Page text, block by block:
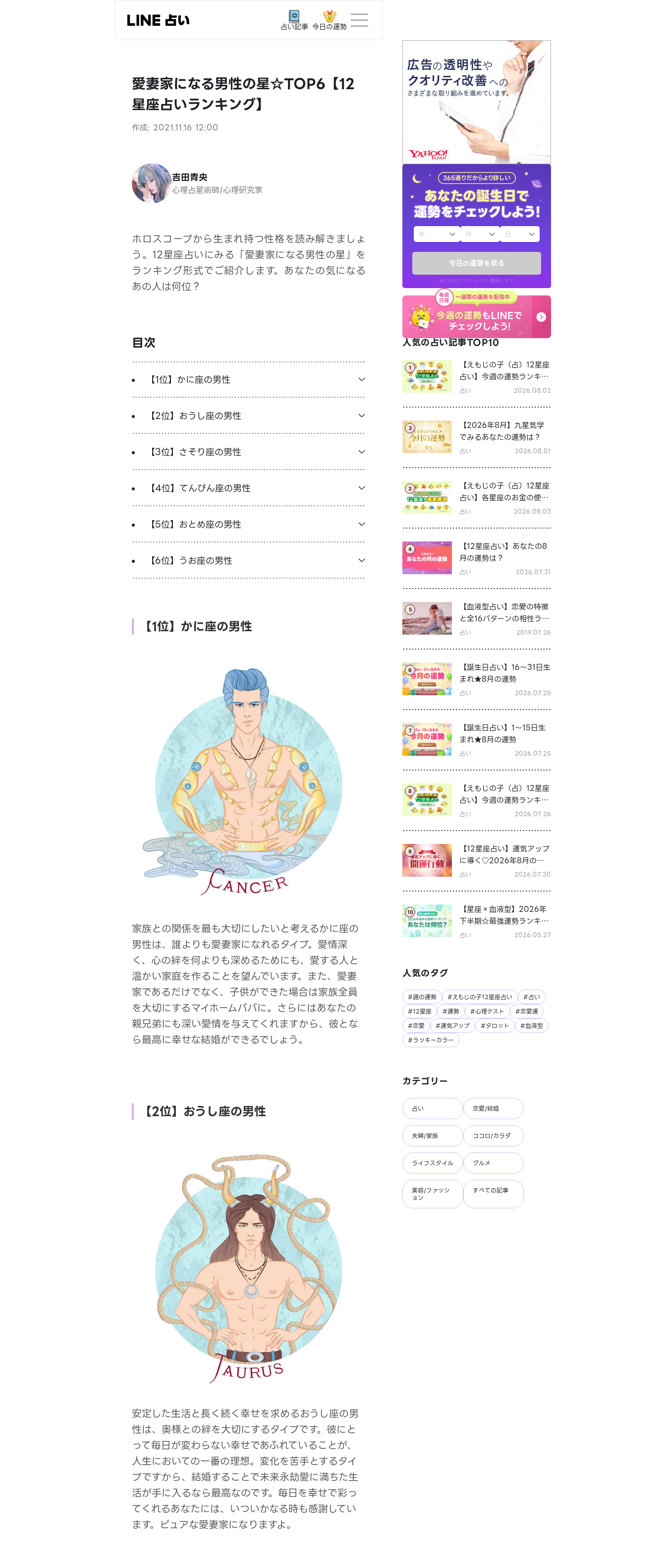
今日の運勢を見る
※LINE占いサービスに遷移します
人気の占い記事TOP10
1
【えもじの子（占）12星座
占い】今週の運勢ランキン
グ！8月3日～8月9日の運
占い 2026.08.02
2
【2026年8月】九星気学
でみるあなたの運勢は？
占い 2026.08.01
3
【えもじの子（占）12星座
占い】各星座のお金の使い
方と貯金の傾向は？12星座
占い 2026.08.03
4
【12星座占い】あなたの8
月の運勢は？
占い 2026.07.31
5
【血液型占い】恋愛の特徴
と全16パターンの相性ラン
キング＆シーン別の恋テク
占い 2019.07.26
6
【誕生日占い】16～31日生
まれ★8月の運勢
占い 2026.07.25
7
【誕生日占い】1～15日生
まれ★8月の運勢
占い 2026.07.25
8
【えもじの子（占）12星座
占い】今週の運勢ランキン
グ！7月27日～8月2日の運
占い 2026.07.26
9
【12星座占い】運気アップ
に導く♡2026年8月の開
運行動
占い 2026.07.30
10
【星座×血液型】2026年
下半期☆最強運勢ランキン
グ
占い 2026.05.27
人気のタグ
#週の運勢 #えもじの子12星座占い
#占い
#12星座
#運勢 #心理テスト
#恋愛運
#恋愛
#運気アップ #タロット
#血液型
#ラッキーカラー
カテゴリー
占い 恋愛/結婚
夫婦/家族 ココロ/カラダ
ライフスタイル グルメ
美容/ファッシ
ョン
すべての記事
占い記事 今日の運勢
トップ
ユーザーの声
占いの流れ
おすすめの占い師
よくある質問
えもじの子（占）12星座占い
お知らせ
LINE占いを開く
※LINEアプリ内のサービスページへ遷移します
愛妻家になる男性の星☆TOP6【12
星座占いランキング】
作成: 2021.11.16 12:00
吉田青央
心理占星術師/心理硏究家
ホロスコープから生まれ持つ性格を読み解きましょ
う。12星座占いにみる「愛妻家になる男性の星」を
ランキング形式でご紹介します。あなたの気になる
あの人は何位？
目次
【1位】かに座の男性
【2位】おうし座の男性
【3位】さそり座の男性
【4位】てんびん座の男性
【5位】おとめ座の男性
【6位】うお座の男性
【1位】かに座の男性
家族との関係を最も大切にしたいと考えるかに座の
男性は、誰よりも愛妻家になれるタイプ。愛情深
く、心の絆を何よりも深めるためにも、愛する人と
温かい家庭を作ることを望んでいます。また、愛妻
家であるだけでなく、子供ができた場合は家族全員
を大切にするマイホームパパに。さらにはあなたの
親兄弟にも深い愛情を与えてくれますから、彼とな
ら最高に幸せな結婚ができるでしょう。
【2位】おうし座の男性
安定した生活と長く続く幸せを求めるおうし座の男
性は、奥様との絆を大切にするタイプです。彼にと
って毎日が変わらない幸せであふれていることが、
人生においての一番の理想。変化を苦手とするタイ
プですから、結婚することで未来永劫愛に満ちた生
活が手に入るなら最高なのです。毎日を幸せで彩っ
てくれるあなたには、いついかなる時も感謝してい
ます。ピュアな愛妻家になりますよ。